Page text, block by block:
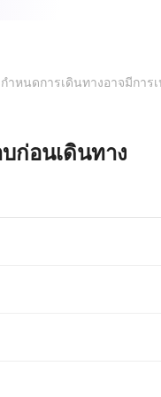
ำหนดการเดินทางอาจมีการ
ก่อนเดินทาง